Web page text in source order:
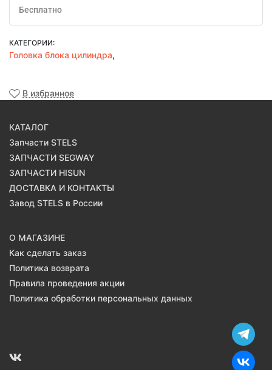
Бесплатно
КАТЕГОРИИ:
Головка блока цилиндра,
В избранное
КАТАЛОГ
Запчасти STELS
ЗАПЧАСТИ SEGWAY
ЗАПЧАСТИ HISUN
ДОСТАВКА И КОНТАКТЫ
Завод STELS в России
О МАГАЗИНЕ
Как сделать заказ
Политика возврата
Правила проведения акции
Политика обработки персональных данных